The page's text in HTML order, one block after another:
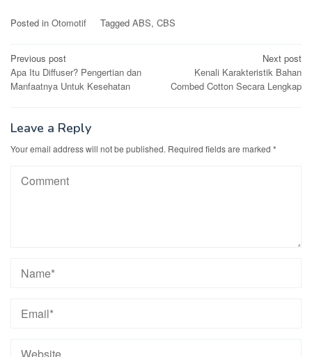
Posted in Otomotif Tagged ABS, CBS
Post
navigation
Previous post
Apa Itu Diffuser? Pengertian dan
Manfaatnya Untuk Kesehatan
Next post
Kenali Karakteristik Bahan
Combed Cotton Secara Lengkap
Leave a Reply
Your email address will not be published. Required fields are marked *